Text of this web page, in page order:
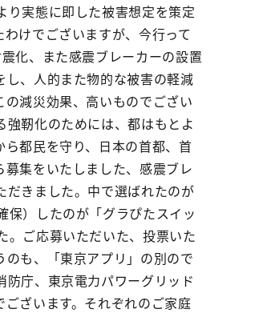
り実態に即した被害想定を策定
けでございますが、今行って
化、また感震ブレーカーの設置
、人的また物的な被害の軽減
減災効果、高いものでござい
靭化のためには、都はもとよ
都民を守り、日本の首都、首
集をいたしました、感震ブレ
だきました。中で選ばれたのが
保）したのが「グラぴたスイッ
。ご応募いただいた、投票いた
も、「東京アプリ」の別ので
庁、東京電力パワーグリッド
ざいます。それぞれのご家庭